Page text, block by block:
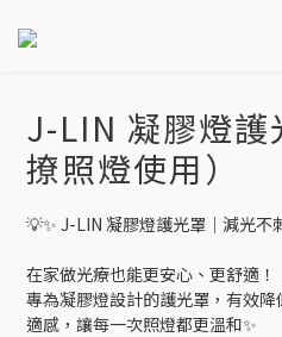
J-LIN 凝膠燈護
撩照燈使用）
💡✨ J-LIN 凝膠燈護光罩｜減光不
在家做光療也能更安心、更舒適！
專為凝膠燈設計的護光罩，有效
適感，讓每一次照燈都更溫和✨